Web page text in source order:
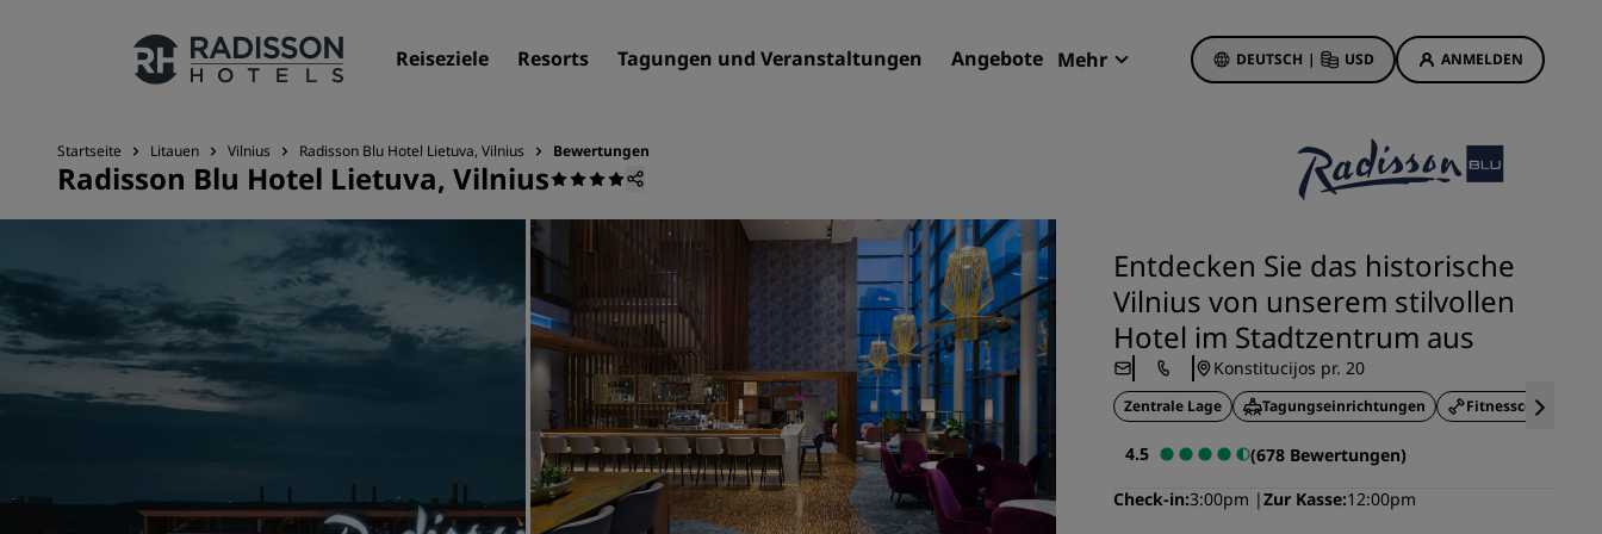
Reiseziele Resorts Tagungen und Veranstaltungen Angebote Mehr DEUTSCH | USD ANMELDEN
Unsere Marken
Marken von Radisson Hotels
Reiseziele
Resorts
Serviced Apartments
Flughafenhotels
Neue und geplante Hotels
Tagungen und
Veranstaltungen
Entdecken Sie Radisson Meetings
Hotelangebote
Bonus für die erste Buchung
Deals of the Day
Im Voraus buchen
Unsere Angebote anzeigen
Reisevorschläge
Familienfreundliche Hotels
Startseite Litauen Vilnius Radisson Blu Hotel Lietuva, Vilnius Bewertungen
Radisson Blu Hotel Lietuva, Vilnius
Entdecken Sie das historische
Vilnius von unserem stilvollen
Hotel im Stadtzentrum aus
Konstitucijos pr. 20
Zentrale Lage Tagungseinrichtungen Fitnesscenter
4.5
(678 Bewertungen)
Check-in 3:00pm Zur Kasse 12:00pm